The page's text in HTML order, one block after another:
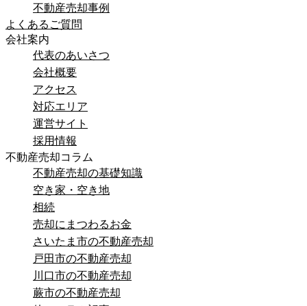
不動産売却事例
よくあるご質問
会社案内
代表のあいさつ
会社概要
アクセス
対応エリア
運営サイト
採用情報
不動産売却コラム
不動産売却の基礎知識
空き家・空き地
相続
売却にまつわるお金
さいたま市の不動産売却
戸田市の不動産売却
川口市の不動産売却
蕨市の不動産売却